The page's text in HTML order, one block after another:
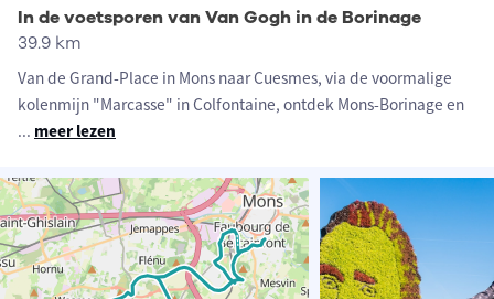
In de voetsporen van Van Gogh in de Borinage
39.9 km
Van de Grand-Place in Mons naar Cuesmes, via de voormalige
kolenmijn "Marcasse" in Colfontaine, ontdek Mons-Borinage en
... meer lezen